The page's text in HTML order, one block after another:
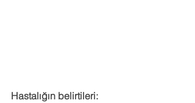
Hastalığın belirtileri: